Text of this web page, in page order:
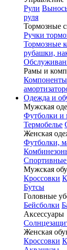
Рули
руля
Тормозные
Ручки
Тормозные
рубашки,
Рамы и
Одежда и
Мужская
Футболки и
Термобелье
Женская
Футболки,
Мужская
Кроссовки
Бутсы
Головные
Бейсболки
Аксессуары
Женская
Кроссовки